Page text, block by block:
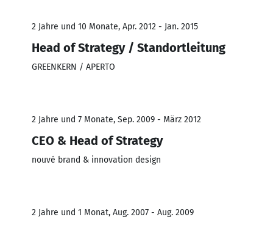
2 Jahre und 10 Monate, Apr. 2012 - Jan. 2015
Head of Strategy / Standortleitung
GREENKERN / APERTO
2 Jahre und 7 Monate, Sep. 2009 - März 2012
CEO & Head of Strategy
nouvé brand & innovation design
2 Jahre und 1 Monat, Aug. 2007 - Aug. 2009